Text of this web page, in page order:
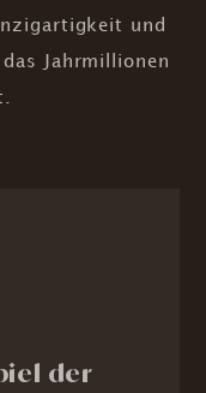
und
Jahrmillionen
der